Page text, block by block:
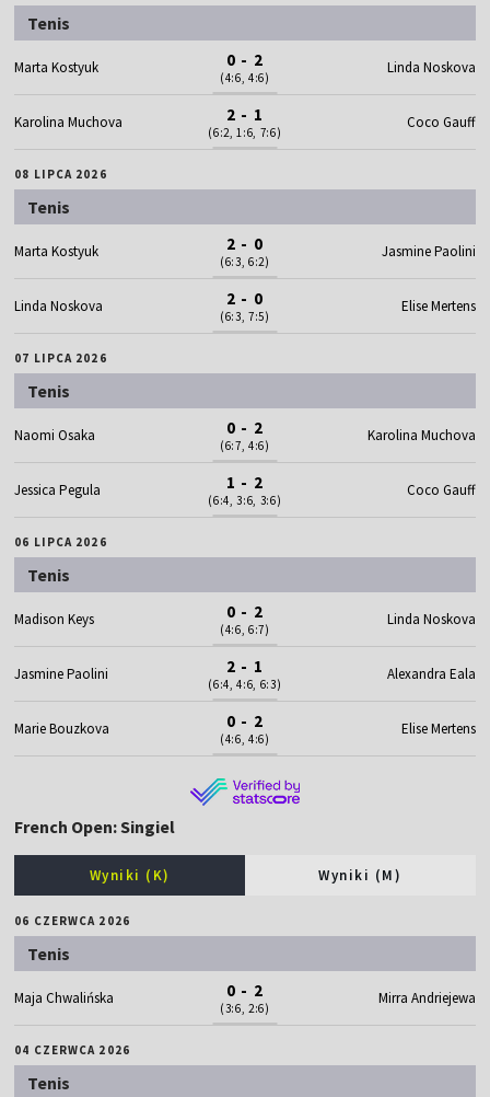
Tenis
Marta Kostyuk 0 - 2
(4:6, 4:6)
Linda Noskova
Karolina Muchova 2 - 1
(6:2, 1:6, 7:6)
Coco Gauff
08 LIPCA 2026
Tenis
Marta Kostyuk 2 - 0
(6:3, 6:2)
Jasmine Paolini
Linda Noskova 2 - 0
(6:3, 7:5)
Elise Mertens
07 LIPCA 2026
Tenis
Naomi Osaka 0 - 2
(6:7, 4:6)
Karolina Muchova
Jessica Pegula 1 - 2
(6:4, 3:6, 3:6)
Coco Gauff
06 LIPCA 2026
Tenis
Madison Keys 0 - 2
(4:6, 6:7)
Linda Noskova
Jasmine Paolini 2 - 1
(6:4, 4:6, 6:3)
Alexandra Eala
Marie Bouzkova 0 - 2
(4:6, 4:6)
Elise Mertens
French Open: Singiel
Wyniki (K) Wyniki (M)
06 CZERWCA 2026
Tenis
Maja Chwalińska 0 - 2
(3:6, 2:6)
Mirra Andriejewa
04 CZERWCA 2026
Tenis